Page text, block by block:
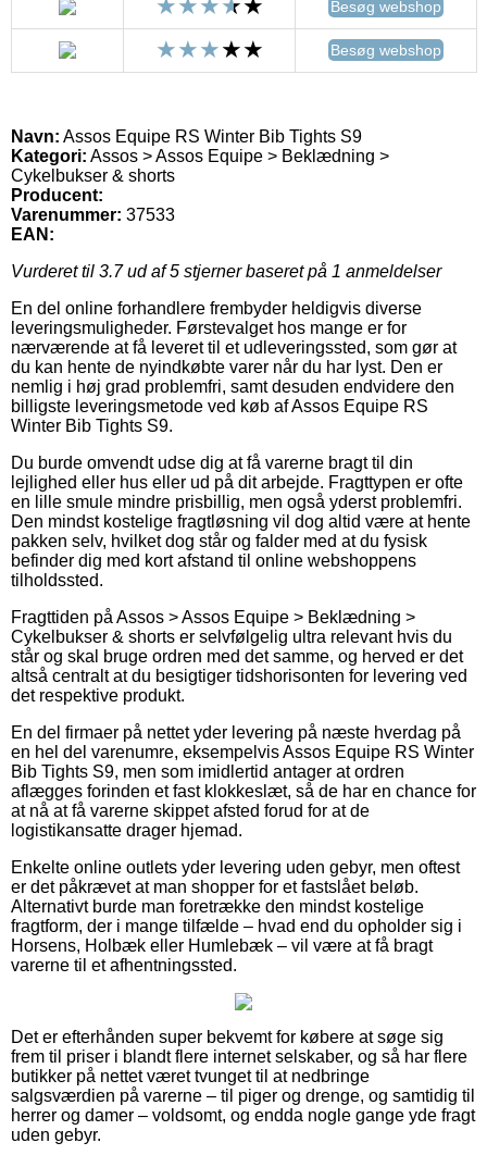
Besøg webshop
Besøg webshop
Navn: Assos Equipe RS Winter Bib Tights S9
Kategori: Assos > Assos Equipe > Beklædning >
Cykelbukser & shorts
Producent:
Varenummer: 37533
EAN:
Vurderet til 3.7ud af 5 stjerner baseret på 1 anmeldelser
En del online forhandlere frembyder heldigvis diverse
leveringsmuligheder. Førstevalget hos mange er for
nærværende at få leveret til et udleveringssted, som gør at
du kan hente de nyindkøbte varer når du har lyst. Den er
nemlig i høj grad problemfri, samt desuden endvidere den
billigste leveringsmetode ved køb af Assos Equipe RS
Winter Bib Tights S9.
Du burde omvendt udse dig at få varerne bragt til din
lejlighed eller hus eller ud på dit arbejde. Fragttypen er ofte
en lille smule mindre prisbillig, men også yderst problemfri.
Den mindst kostelige fragtløsning vil dog altid være at hente
pakken selv, hvilket dog står og falder med at du fysisk
befinder dig med kort afstand til online webshoppens
tilholdssted.
Fragttiden på Assos > Assos Equipe > Beklædning >
Cykelbukser & shorts er selvfølgelig ultra relevant hvis du
står og skal bruge ordren med det samme, og herved er det
altså centralt at du besigtiger tidshorisonten for levering ved
det respektive produkt.
En del firmaer på nettet yder levering på næste hverdag på
en hel del varenumre, eksempelvis Assos Equipe RS Winter
Bib Tights S9, men som imidlertid antager at ordren
aflægges forinden et fast klokkeslæt, så de har en chance for
at nå at få varerne skippet afsted forud for at de
logistikansatte drager hjemad.
Enkelte online outlets yder levering uden gebyr, men oftest
er det påkrævet at man shopper for et fastslået beløb.
Alternativt burde man foretrække den mindst kostelige
fragtform, der i mange tilfælde – hvad end du opholder sig i
Horsens, Holbæk eller Humlebæk – vil være at få bragt
varerne til et afhentningssted.
Det er efterhånden super bekvemt for købere at søge sig
frem til priser i blandt flere internet selskaber, og så har flere
butikker på nettet været tvunget til at nedbringe
salgsværdien på varerne – til piger og drenge, og samtidig til
herrer og damer – voldsomt, og endda nogle gange yde fragt
uden gebyr.